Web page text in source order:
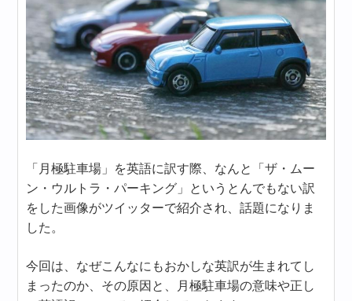
「月極駐車場」を英語に訳す際、なんと「ザ・ムー
ン・ウルトラ・パーキング」というとんでもない訳
をした画像がツイッターで紹介され、話題になりま
した。
今回は、なぜこんなにもおかしな英訳が生まれてし
まったのか、その原因と、月極駐車場の意味や正し